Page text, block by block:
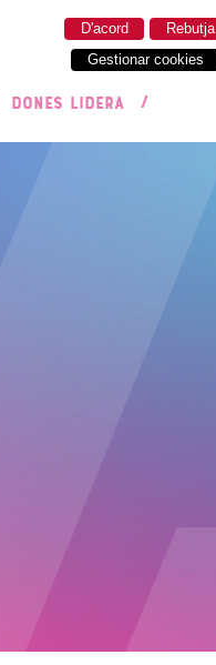
Rebutja
D'acord
Gestionar cookies
DONES LIDERA